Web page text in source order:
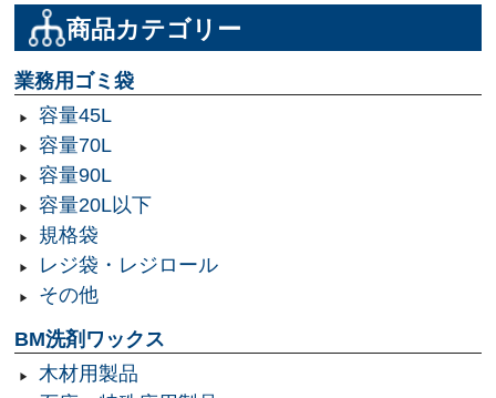
商品カテゴリー
業務用ゴミ袋
容量45L
容量70L
容量90L
容量20L以下
規格袋
レジ袋・レジロール
その他
BM洗剤ワックス
木材用製品